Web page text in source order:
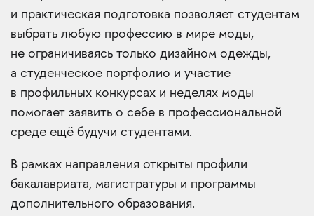
и практическая подготовка позволяет студентам
выбрать любую профессию в мире моды,
не ограничиваясь только дизайном одежды,
а студенческое портфолио и участие
в профильных конкурсах и неделях моды
помогает заявить о себе в профессиональной
среде ещё будучи студентами.
В рамках направления открыты профили
бакалавриата, магистратуры и программы
дополнительного образования.